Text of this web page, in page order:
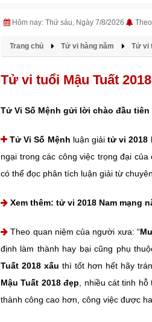
Hôm nay: Thứ sáu, Ngày 7/8/2026
Trang chủ Tử vi hàng năm Tử vi
Tử vi tuổi Mậu Tuất
Tử Vi Số Mệnh gửi lời chào đầu tiên
Tử Vi Số Mệnh luận giảitử vi 2018
ngại trong các công việc trọng đại
có thể đọc phân tích luận giải từ
Xem thêm: tử vi 2018 Nam mạng
Theo quan niệm của người xưa: “
định làm thành hay bại cũng phụ
Tuất 2018 xấu thì tốt hơn hết hãy
Mậu Tuất 2018 đẹp , nhiều cát tinh
thành công cao hơn, công việc được